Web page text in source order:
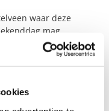
waar deze
mag
gezelligheid,
mee naar huis te